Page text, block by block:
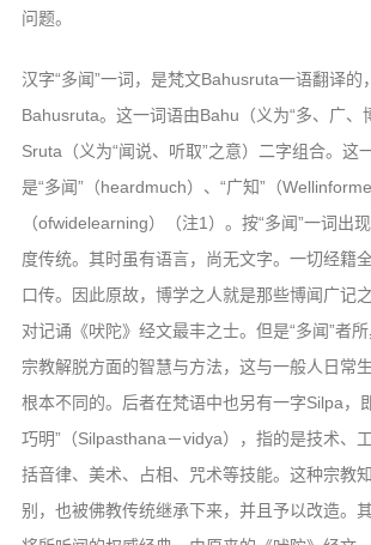
问题。
汉字“多闻”一词，是梵文Bahusruta一语翻译的
Bahusruta。这一词语由Bahu（义为“多、广、
Sruta（义为“闻说、听取”之意）二字组合。这
是“多闻”（heardmuch）、“广知”（
（ofwidelearning）（注1）。按“多闻”一词出
度传统。其时虽有语言，尚无文字。一切经籍
口传。因此原故，博学之人就是那些博闻广记
对记诵《吠陀》经文最丰之士。但是“多闻”者
宗教解脱方面的智慧与方法，这与一般人日常
根本不同的。后者在梵语中也另有一字Silpa，
巧明”（Silpasthana－vidya），指的是技术、
括音律、美术、占相、咒术等技能。这种宗教
别，也被佛教传统继承下来，并且予以改造。